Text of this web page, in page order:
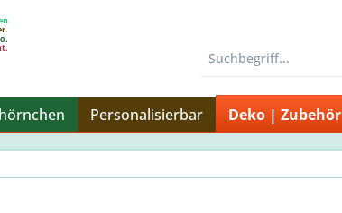
Personalisierbar Deko | Zubehör